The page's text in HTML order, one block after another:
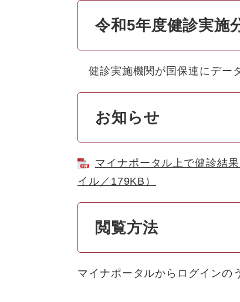
令和5年度健診実施
健診実施機関が国保連にデー
お知らせ
マイナポータル上で健診結
イル／179KB）
閲覧方法
マイナポータルからログインの